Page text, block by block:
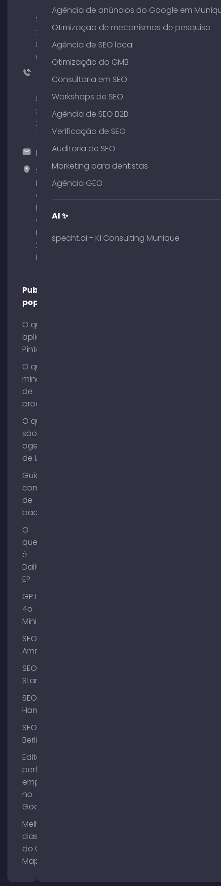
176
204
801
64
+49
89
380
375
hallo@timospecht.de
Specht
Marketing
GmbH –
Palais am
Obelisk
Briennerstr.
29 80333
Munique
Publicações
populares
O que é o
aplicativo
Pinterest?
O que é
mineração
de
processos?
O que
são
agentes
de IA?
Guia de
compra
de
backlinks
O
que
é
Dall-
E?
GPT-
4o
Mini
SEO
Ammersee
SEO
Starnberg
SEO
Hamburgo
SEO
Berlim
Editar o
perfil da
empresa
no
Google
Melhorar a
classificação
do Google
Maps
Agência de anúncios do Google em
Otimização de mecanismos de pesquisa
Agência de SEO local
Otimização do GMB
Consultoria em SEO
Workshops de SEO
Agência de SEO B2B
Verificação de SEO
Auditoria de SEO
Marketing para dentistas
Agência GEO
AI ✨
specht.ai - KI Consulting Munique